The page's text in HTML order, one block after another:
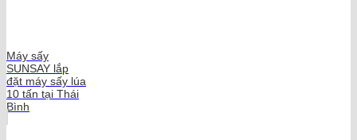
Máy sấy
SUNSAY lắp
đặt máy sấy lúa
10 tấn tại Thái
Bình